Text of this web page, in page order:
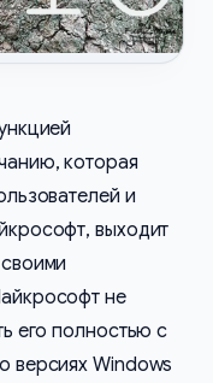
которая
и
выходит
не
его полностью с
версиях Windows